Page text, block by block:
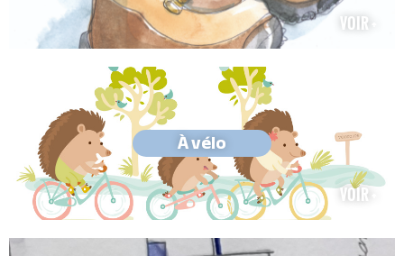
VOIR +
À vélo
VOIR +